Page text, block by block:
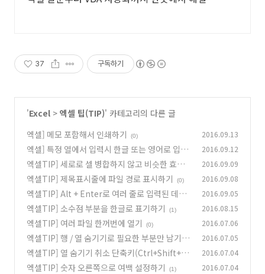
37 구독하기
'Excel > 엑셀 팁(TIP)' 카테고리의 다른 글
엑셀] 메모 포함해서 인쇄하기
(0) 2016.09.13
엑셀] 특정 열에서 입력시 한글 또는 영어로 입력
제한
(0)
2016.09.12
엑셀TIP] 세로로 셀 병합하지 않고 비슷한 효과
주기
(0)
2016.09.09
엑셀TIP] 제목표시줄에 파일 경로 표시하기 (0) 2016.09.08
엑셀TIP] Alt + Enter로 여러 줄로 입력된 데이
터 나누기
(3)
2016.09.05
엑셀TIP] 소수점 부분을 한글로 표기하기 (1) 2016.08.15
엑셀TIP] 여러 파일 한꺼번에 열기 (0) 2016.07.06
엑셀TIP] 행 / 열 숨기기로 필요한 부분만 남기기
(0)
2016.07.05
엑셀TIP] 열 숨기기 취소 단축키(Ctrl+Shift+0)
문제
(2)
2016.07.04
엑셀TIP] 숫자 오른쪽으로 여백 설정하기 (1) 2016.07.04